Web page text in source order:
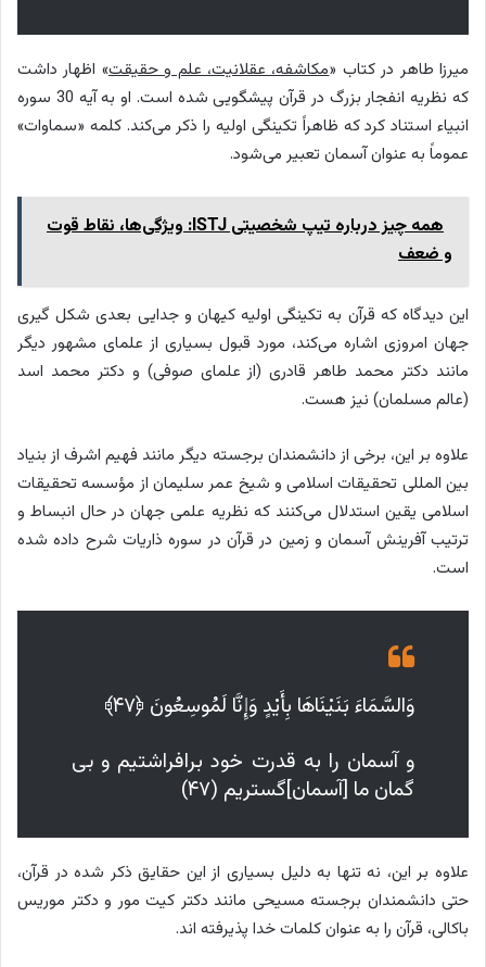
میرزا طاهر در کتاب «مکاشفه، عقلانیت، علم و حقیقت» اظهار داشت
که نظریه انفجار بزرگ در قرآن پیشگویی شده است. او به آیه 30 سوره
انبیاء استناد کرد که ظاهراً تکینگی اولیه را ذکر می‌کند. کلمه «سماوات»
عموماً به عنوان آسمان تعبیر می‌شود.
همه چیز درباره تیپ شخصیتی ISTJ: ویژگی‌ها، نقاط قوت
و ضعف
این دیدگاه که قرآن به تکینگی اولیه کیهان و جدایی بعدی شکل گیری
جهان امروزی اشاره می‌کند، مورد قبول بسیاری از علمای مشهور دیگر
مانند دکتر محمد طاهر قادری (از علمای صوفی) و دکتر محمد اسد
(عالم مسلمان) نیز هست.
علاوه بر این، برخی از دانشمندان برجسته دیگر مانند فهیم اشرف از بنیاد
بین المللی تحقیقات اسلامی و شیخ عمر سلیمان از مؤسسه تحقیقات
اسلامی یقین استدلال می‌کنند که نظریه علمی جهان در حال انبساط و
ترتیب آفرینش آسمان و زمین در قرآن در سوره ذاریات شرح داده شده
است.
وَالسَّمَاءَ بَنَيْنَاهَا بِأَيْدٍ وَإِنَّا لَمُوسِعُونَ ﴿۴۷﴾
و آسمان را به قدرت خود برافراشتيم و بى‏
گمان ما [آسمان]گستريم (۴۷)
علاوه بر این، نه تنها به دلیل بسیاری از این حقایق ذکر شده در قرآن،
حتی دانشمندان برجسته مسیحی مانند دکتر کیت مور و دکتر موریس
باکالی، قرآن را به عنوان کلمات خدا پذیرفته اند.